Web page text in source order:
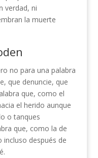
verdad, ni
la muerte
no para una palabra
que denuncie, que
que, como el
el herido aunque
o tanques
que, como la de
después de